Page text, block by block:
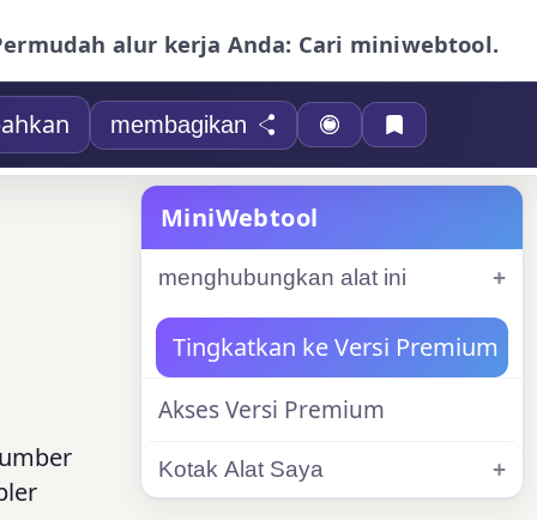
alur kerja Anda: Cari miniwebtool.
membagikan
MiniWebtool
menghubungkan alat ini
Tingkatkan ke Versi Premium
Akses Versi Premium
Kotak Alat Saya